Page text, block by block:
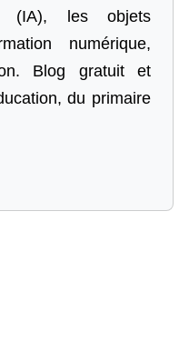
(IA), les objets
numérique,
Blog gratuit et
du primaire